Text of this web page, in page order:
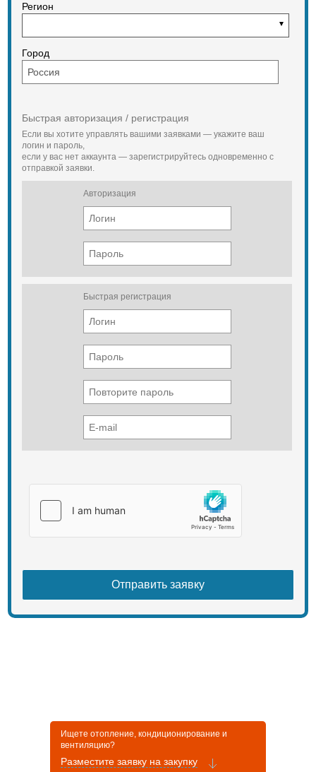
Регион
Город
Быстрая авторизация / регистрация
Если вы хотите управлять вашими заявками — укажите ваш
логин и пароль,
если у вас нет аккаунта — зарегистрируйтесь одновременно с
отправкой заявки.
Авторизация
Быстрая регистрация
Ищете отопление, кондиционирование и
вентиляцию?
Разместите заявку на закупку